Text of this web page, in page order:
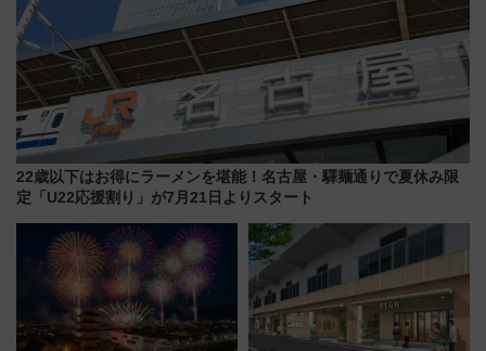
22歳以下はお得にラーメンを堪能！名古屋・驛麺通りで夏休み限
定「U22応援割り」が7月21日よりスタート